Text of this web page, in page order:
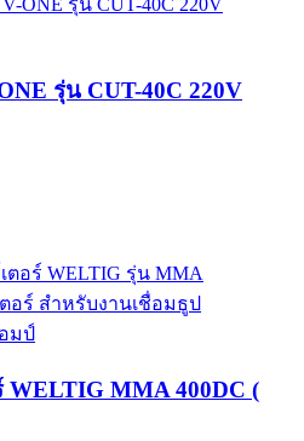
รุ่น CUT-40C 220V
WELTIG MMA 400DC (